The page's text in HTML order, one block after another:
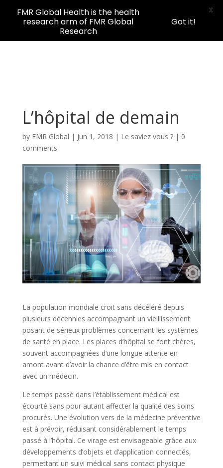
L’hôpital de demain
by FMR Global | Jun 1, 2018 | Le saviez vous ?| 0
comments
La population mondiale croit sans décéléré depuis
plusieurs décennies accompagnant un vieillissement
posant de sérieux problèmes concernant les systèmes
de santé en place. Les places d’hôpital se font chères,
souvent accompagnées d’une longue attente en
amont avant d’avoir la chance d’être mis en contact
avec un médecin.
Le temps passé dans l’établissement médical est
écourté sans pour autant affecter la qualité des soins
procurés. Une évolution vers de la médecine préventive
est à prévoir, réduisant considérablement le temps
passé à l’hôpital. Ce virage est envisageable grâce aux
développements d’objets et d’application connectés,
permettant un suivi médical sans contact physique
FMR Global Health is the health
research arm of FMR Global
Research
Got it!
X